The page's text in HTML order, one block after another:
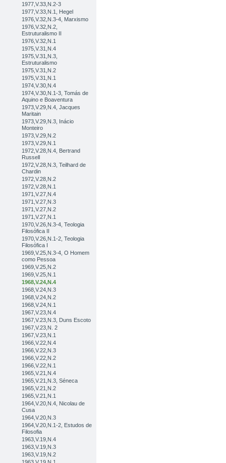
1977,V.33,N.2-3
1977,V.33,N.1, Hegel
1976,V.32,N.3-4, Marxismo
1976,V.32,N.2,
Estruturalismo II
1976,V.32,N.1
1975,V.31,N.4
1975,V.31,N.3,
Estruturalismo
1975,V.31,N.2
1975,V.31,N.1
1974,V.30,N.4
1974,V.30,N.1-3, Tomás de
Aquino e Boaventura
1973,V.29,N.4, Jacques
Maritain
1973,V.29,N.3, Inácio
Monteiro
1973,V.29,N.2
1973,V.29,N.1
1972,V.28,N.4, Bertrand
Russell
1972,V.28,N.3, Teilhard de
Chardin
1972,V.28,N.2
1972,V.28,N.1
1971,V.27,N.4
1971,V.27,N.3
1971,V.27,N.2
1971,V.27,N.1
1970,V.26,N.3-4, Teologia
Filosófica II
1970,V.26,N.1-2, Teologia
Filosófica I
1969,V.25,N.3-4, O Homem
como Pessoa
1969,V.25,N.2
1969,V.25,N.1
1968,V.24,N.4
1968,V.24,N.3
1968,V.24,N.2
1968,V.24,N.1
1967,V.23,N.4
1967,V.23,N.3, Duns Escoto
1967,V.23,N. 2
1967,V.23,N.1
1966,V.22,N.4
1966,V.22,N.3
1966,V.22,N.2
1966,V.22,N.1
1965,V.21,N.4
1965,V.21,N.3, Séneca
1965,V.21,N.2
1965,V.21,N.1
1964,V.20,N.4, Nicolau de
Cusa
1964,V.20,N.3
1964,V.20,N.1-2, Estudos de
Filosofia
1963,V.19,N.4
1963,V.19,N.3
1963,V.19,N.2